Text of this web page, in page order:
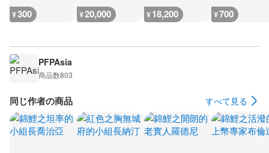
¥300 ¥20,000 ¥18,200 ¥700
PFPAsia
商品数803
同じ作者の商品 すべて見る